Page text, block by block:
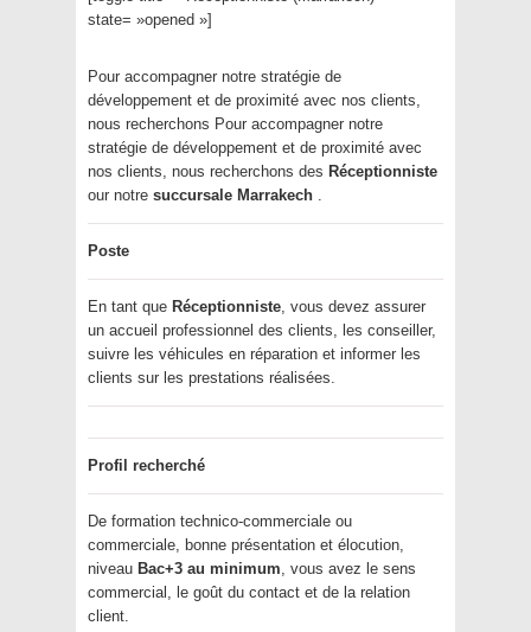
state= »opened »]
Pour accompagner notre stratégie de
développement et de proximité avec nos clients,
nous recherchons Pour accompagner notre
stratégie de développement et de proximité avec
nos clients, nous recherchons des Réceptionniste
our notre succursale Marrakech .
Poste
En tant que Réceptionniste, vous devez assurer
un accueil professionnel des clients, les conseiller,
suivre les véhicules en réparation et informer les
clients sur les prestations réalisées.
Profil recherché
De formation technico-commerciale ou
commerciale, bonne présentation et élocution,
niveau Bac+3 au minimum, vous avez le sens
commercial, le goût du contact et de la relation
client.